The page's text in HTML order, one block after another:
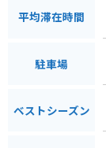
平均滞在時間
駐車場
ベストシーズン